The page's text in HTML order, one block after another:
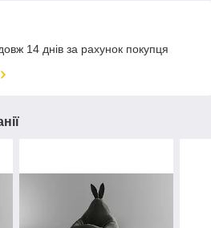
14 днів за рахунок покупця